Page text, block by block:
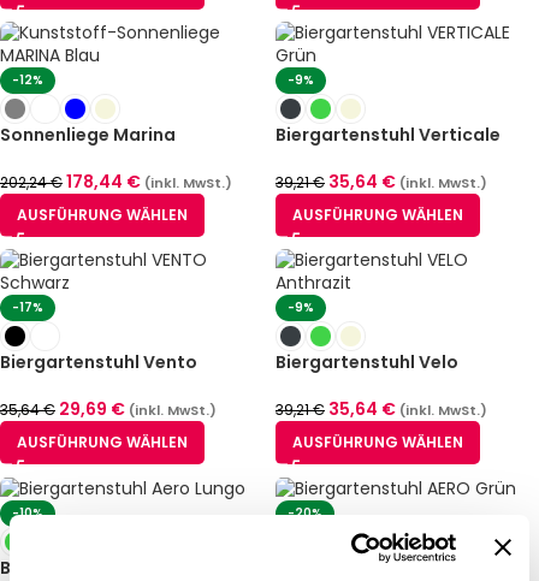
-12%
Sonnenliege Marina
202,24€178,44 € (inkl. MwSt.)
AUSFÜHRUNG WÄHLEN
-9%
Biergartenstuhl Verticale
39,21€ 35,64 € (inkl. MwSt.)
AUSFÜHRUNG WÄHLEN
-17%
Biergartenstuhl Vento
35,64€ 29,69 € (inkl. MwSt.)
AUSFÜHRUNG WÄHLEN
-9%
Biergartenstuhl Velo
39,21€ 35,64 € (inkl. MwSt.)
AUSFÜHRUNG WÄHLEN
-10%
Biergartenstuhl Aero Lungo
-20%
Biergartenstuhl Aero